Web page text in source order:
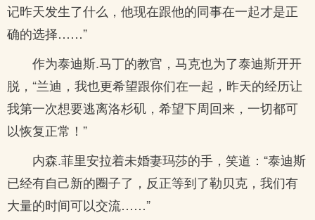
记昨天发生了什么，他现在跟他的同事在一起才是正
确的选择……”
作为泰迪斯.马丁的教官，马克也为了泰迪斯开开
脱，“兰迪，我也更希望跟你们在一起，昨天的经历让
我第一次想要逃离洛杉矶，希望下周回来，一切都可
以恢复正常！”
内森.菲里安拉着未婚妻玛莎的手，笑道：“泰迪斯
已经有自己新的圈子了，反正等到了勒贝克，我们有
大量的时间可以交流……”